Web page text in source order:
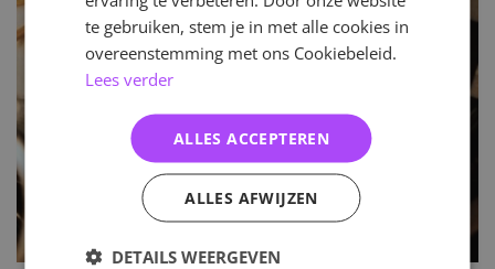
te gebruiken, stem je in met alle cookies in
overeenstemming met ons Cookiebeleid.
Lees verder
ALLES ACCEPTEREN
ALLES AFWIJZEN
DETAILS WEERGEVEN